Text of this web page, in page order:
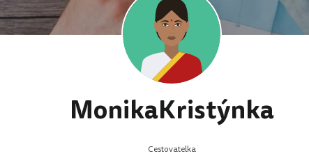
MonikaKristýnka
Cestovatelka